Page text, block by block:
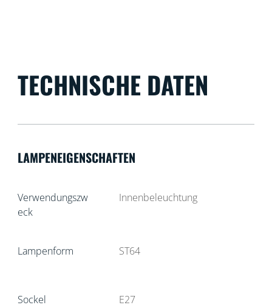
TECHNISCHE DATEN
LAMPENEIGENSCHAFTEN
Verwendungszw
eck
Innenbeleuchtung
Lampenform ST64
Sockel E27